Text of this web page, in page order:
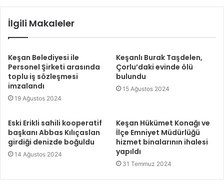
İlgili Makaleler
Keşan Belediyesi ile
Personel Şirketi arasında
toplu iş sözleşmesi
imzalandı
19 Ağustos 2024
Keşanlı Burak Taşdelen,
Çorlu’daki evinde ölü
bulundu
15 Ağustos 2024
Eski Erikli sahili kooperatif
başkanı Abbas Kılıçaslan
girdiği denizde boğuldu
14 Ağustos 2024
Keşan Hükümet Konağı ve
İlçe Emniyet Müdürlüğü
hizmet binalarının ihalesi
yapıldı
31 Temmuz 2024